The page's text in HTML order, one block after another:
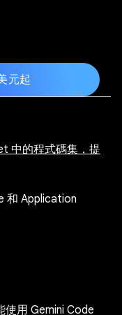
元起
中的程式碼集，提
和 Application
用 Gemini Code